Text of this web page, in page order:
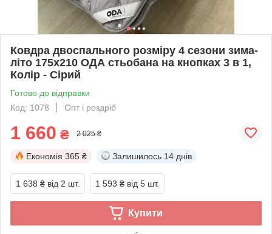
Ковдра двоспального розміру 4 сезони зима-
літо 175х210 ОДА стьобана на кнопках 3 в 1,
Колір - Сірий
Готово до відправки
Код: 1078
Опт і роздріб
1 660 ₴ 2 025 ₴
Економія 365 ₴ Залишилось 14 днів
1 638 ₴ від 2 шт. 1 593 ₴ від 5 шт.
Купити